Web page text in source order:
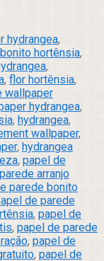
hydrangea,
bonito hortênsia,
,
, flor hortênsia,
wallpaper
hydrangea,
, hydrangea,
wallpaper,
, hydrangea
, papel de
arranjo
parede bonito
de parede
, papel de
, papel de parede
, papel de
, papel de